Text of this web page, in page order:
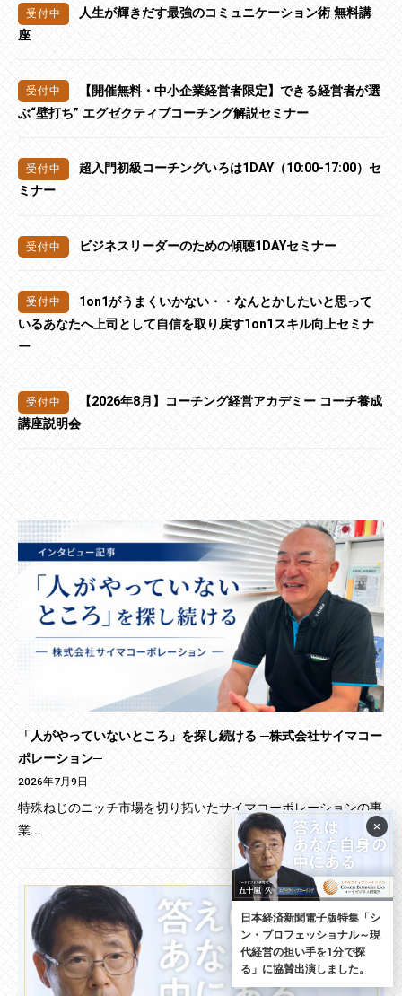
人生が輝きだす最強のコミュニケーション術 無料講
座
【開催無料・中小企業経営者限定】できる経営者が選
ぶ“壁打ち” エグゼクティブコーチング解説セミナー
超入門初級コーチングいろは1DAY（10:00-17:00）セ
ミナー
ビジネスリーダーのための傾聴1DAYセミナー
1on1がうまくいかない・・なんとかしたいと思って
いるあなたへ上司として自信を取り戻す1on1スキル向上セミナ
ー
【2026年8月】コーチング経営アカデミー コーチ養成
講座説明会
「人がやっていないところ」を探し続ける ─株式会社サイマコー
ポレーション─
2026年7月9日
特殊ねじのニッチ市場を切り拓いたサイマコーポレーションの事
業...
×
日本経済新聞電子版特集「シ
ン・プロフェッショナル～現
代経営の担い手を1分で探
る」に協賛出演しました。